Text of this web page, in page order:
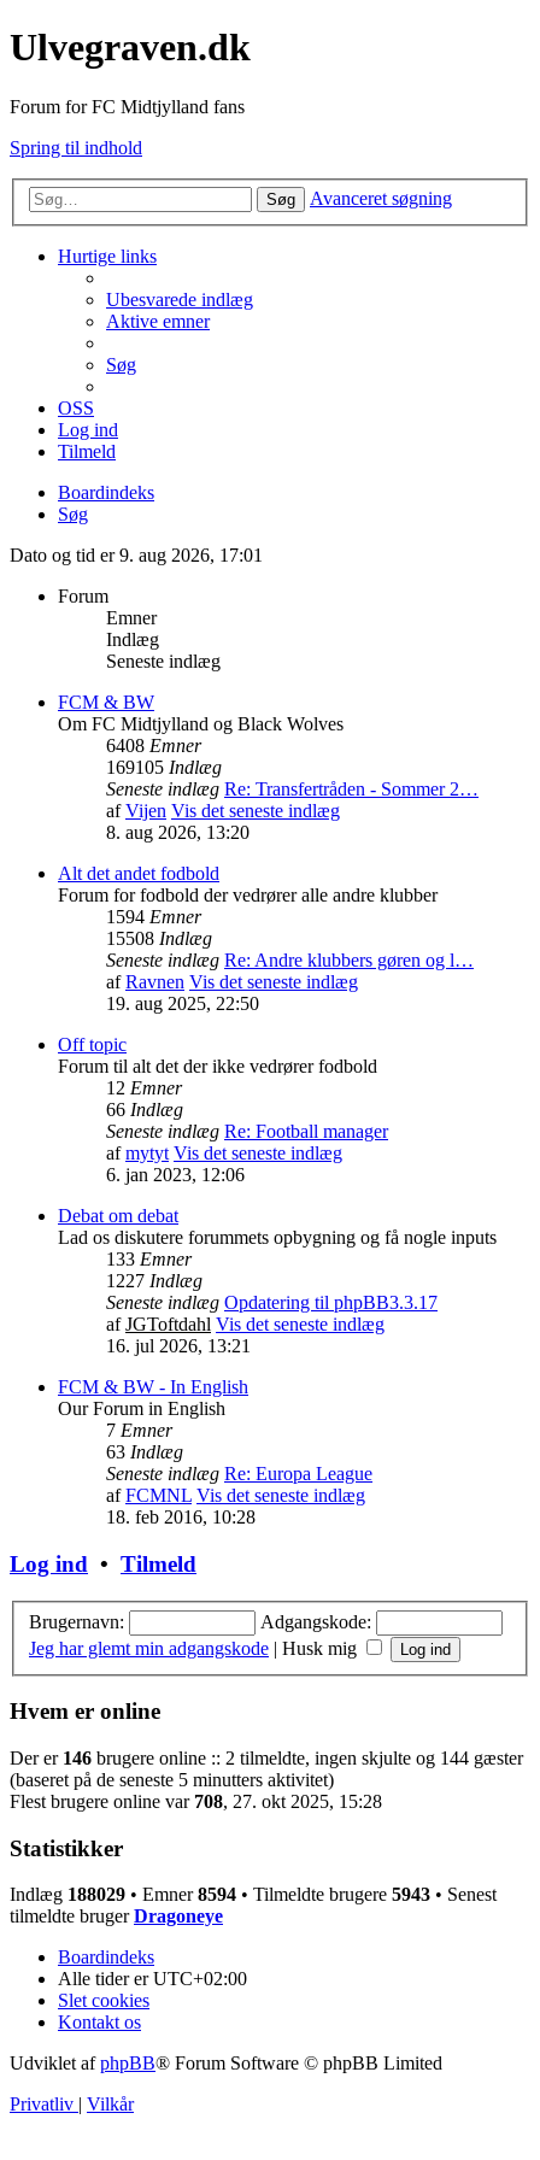
Ulvegraven.dk
Forum for FC Midtjylland fans
Spring til indhold
Søg Avanceret søgning
Hurtige links
Ubesvarede indlæg
Aktive emner
Søg
OSS
Log ind
Tilmeld
Boardindeks
Søg
Dato og tid er 9. aug 2026, 17:01
Forum
Emner
Indlæg
Seneste indlæg
FCM & BW
Om FC Midtjylland og Black Wolves
6408 Emner
169105 Indlæg
Seneste indlæg Re: Transfertråden - Sommer 2…
afVijen Vis det seneste indlæg
8. aug 2026, 13:20
Alt det andet fodbold
Forum for fodbold der vedrører alle andre klubber
1594 Emner
15508 Indlæg
Seneste indlæg Re: Andre klubbers gøren og l…
afRavnen Vis det seneste indlæg
19. aug 2025, 22:50
Off topic
Forum til alt det der ikke vedrører fodbold
12 Emner
66 Indlæg
Seneste indlæg Re: Football manager
afmytyt Vis det seneste indlæg
6. jan 2023, 12:06
Debat om debat
Lad os diskutere forummets opbygning og få nogle inputs
133 Emner
1227 Indlæg
Seneste indlæg Opdatering til phpBB3.3.17
afJGToftdahl Vis det seneste indlæg
16. jul 2026, 13:21
FCM & BW - In English
Our Forum in English
7 Emner
63 Indlæg
Seneste indlæg Re: Europa League
afFCMNL Vis det seneste indlæg
18. feb 2016, 10:28
Log ind • Tilmeld
Brugernavn:
Adgangskode:
Jeg har glemt min adgangskode | Husk mig
Hvem er online
Der er 146 brugere online :: 2 tilmeldte, ingen skjulte og 144 gæster
(baseret på de seneste 5 minutters aktivitet)
Flest brugere online var 708, 27. okt 2025, 15:28
Statistikker
Indlæg 188029 • Emner8594 • Tilmeldte brugere 5943 • Senest
tilmeldte brugerDragoneye
Boardindeks
Alle tider erUTC+02:00
Slet cookies
Kontakt os
Udviklet afphpBB® Forum Software © phpBB Limited
Privatliv | Vilkår